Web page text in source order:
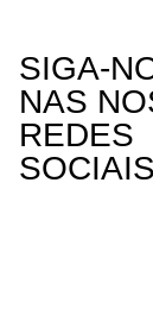
SIGA-
NAS
REDES
SOCIAIS